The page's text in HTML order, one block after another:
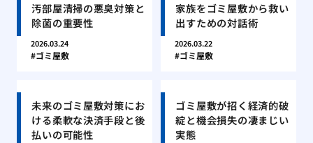
汚部屋清掃の悪臭対策と
除菌の重要性
2026.03.24
ゴミ屋敷
家族をゴミ屋敷から救い
出すための対話術
2026.03.22
ゴミ屋敷
未来のゴミ屋敷対策にお
ける柔軟な決済手段と後
払いの可能性
ゴミ屋敷が招く経済的破
綻と機会損失の凄まじい
実態